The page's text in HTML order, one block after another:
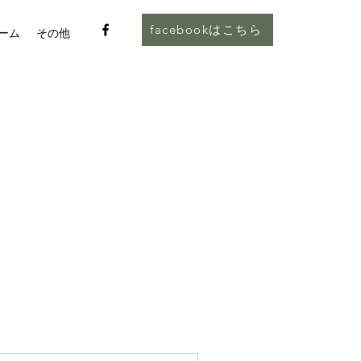
ム その他 facebookはこちら